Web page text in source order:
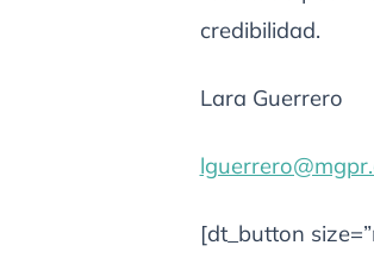
credibilidad.
Lara Guerrero
[dt_button